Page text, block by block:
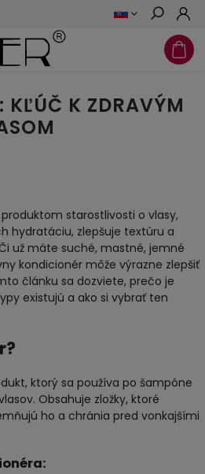
Hľadať
KĽÚČ K ZDRAVÝM
starostlivosti o vlasy,
hydratáciu, zlepšuje textúru a
už máte suché, mastné, jemné
kondicionér môže výrazne zlepšiť
článku sa dozviete, prečo je
existujú a ako si vybrať ten
ktorý sa používa po šampóne
Obsahuje zložky, ktoré
ho a chránia pred vonkajšími